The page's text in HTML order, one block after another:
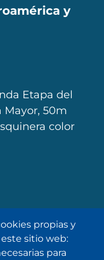
y
Etapa del
Mayor, 50m
color
propias y
sitio web:
para